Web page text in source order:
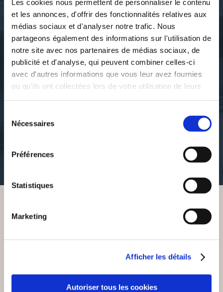
Les cookies nous permettent de personnaliser le contenu
et les annonces, d'offrir des fonctionnalités relatives aux
médias sociaux et d'analyser notre trafic. Nous
partageons également des informations sur l'utilisation de
notre site avec nos partenaires de médias sociaux, de
publicité et d'analyse, qui peuvent combiner celles-ci
avec d'autres informations que vous leur avez fournies
ou qu'ils ont collectées lors de votre utilisation de leurs
Nécessaires
Préférences
Statistiques
Marketing
Afficher les détails
Autoriser tous les cookies
Philippe Laget Philippe LAGET
VOUS AIMEREZ AUSSI